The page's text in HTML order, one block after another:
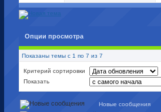
Опции просмотра
Показаны темы с 1 по 7 из 7
Критерий сортировки
Показать
Новые сообщения